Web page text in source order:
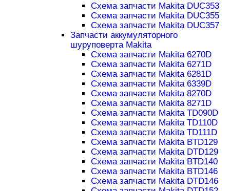
Схема запчасти Makita DUC353
Схема запчасти Makita DUC355
Схема запчасти Makita DUC357
Запчасти аккумуляторного
шуруповерта Makita
Схема запчасти Makita 6270D
Схема запчасти Makita 6271D
Схема запчасти Makita 6281D
Схема запчасти Makita 6339D
Схема запчасти Makita 8270D
Схема запчасти Makita 8271D
Схема запчасти Makita TD090D
Схема запчасти Makita TD110D
Схема запчасти Makita TD111D
Схема запчасти Makita BTD129
Схема запчасти Makita DTD129
Схема запчасти Makita BTD140
Схема запчасти Makita BTD146
Схема запчасти Makita DTD146